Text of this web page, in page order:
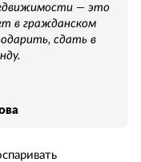
— это
в гражданском
сдать в